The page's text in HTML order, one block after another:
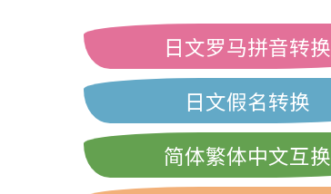
日文罗马拼音转换
日文假名转换
简体繁体中文互换